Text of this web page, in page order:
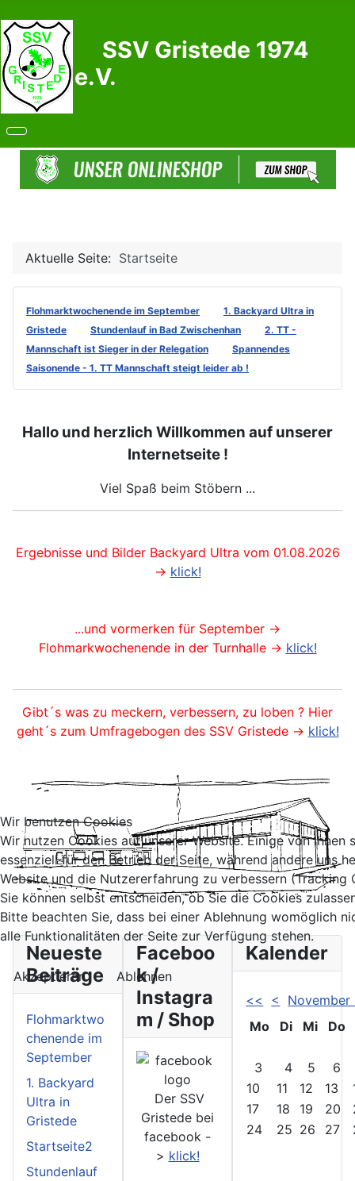
SSV Gristede 1974
e.V.
Aktuelle Seite: Startseite
Flohmarktwochenende im September
1. Backyard Ultra in
Gristede
Stundenlauf in Bad Zwischenhan
2. TT -
Mannschaft ist Sieger in der Relegation
Spannendes
Saisonende - 1. TT Mannschaft steigt leider ab !
Hallo und herzlich Willkommen auf unserer
Internetseite !
Viel Spaß beim Stöbern ...
Ergebnisse und Bilder Backyard Ultra vom 01.08.2026
-> klick!
...und vormerken für September ->
Flohmarkwochenende in der Turnhalle -> klick!
Gibt´s was zu meckern, verbessern, zu loben ? Hier
geht´s zum Umfragebogen des SSV Gristede -> klick!
Neueste
Beiträge
Flohmarktwo
chenende im
September
1. Backyard
Ultra in
Gristede
Startseite2
Stundenlauf
Faceboo
k /
Instagra
m / Shop
Der SSV
Gristede bei
facebook -
> klick!
Kalender
<< <
Mo
Di Mi Do
3 4 5 6
10
11 12 13
17
18 19 20
24
25 26 27
Wir benutzen Cookies
Wir nutzen Cookies auf unserer Website. Einige von ihnen
essenziell für den Betrieb der Seite, während andere uns
Website und die Nutzererfahrung zu verbessern (Tracking
Sie können selbst entscheiden, ob Sie die Cookies
Bitte beachten Sie, dass bei einer Ablehnung womöglich
alle Funktionalitäten der Seite zur Verfügung stehen.
Akzeptieren Ablehnen